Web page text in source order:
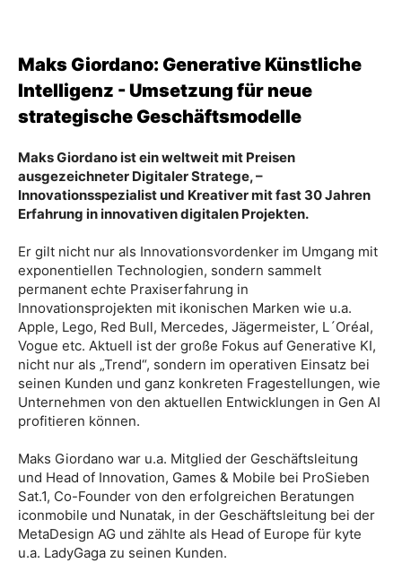
Maks Giordano: Generative Künstliche
Intelligenz - Umsetzung für neue
strategische Geschäftsmodelle
Maks Giordano ist ein weltweit mit Preisen
ausgezeichneter Digitaler Stratege, –
Innovationsspezialist und Kreativer mit fast 30 Jahren
Erfahrung in innovativen digitalen Projekten.
Er gilt nicht nur als Innovationsvordenker im Umgang mit
exponentiellen Technologien, sondern sammelt
permanent echte Praxiserfahrung in
Innovationsprojekten mit ikonischen Marken wie u.a.
Apple, Lego, Red Bull, Mercedes, Jägermeister, L´Oréal,
Vogue etc. Aktuell ist der große Fokus auf Generative KI,
nicht nur als „Trend“, sondern im operativen Einsatz bei
seinen Kunden und ganz konkreten Fragestellungen, wie
Unternehmen von den aktuellen Entwicklungen in Gen AI
profitieren können.
Maks Giordano war u.a. Mitglied der Geschäftsleitung
und Head of Innovation, Games & Mobile bei ProSieben
Sat.1, Co-Founder von den erfolgreichen Beratungen
iconmobile und Nunatak, in der Geschäftsleitung bei der
MetaDesign AG und zählte als Head of Europe für kyte
u.a. LadyGaga zu seinen Kunden.